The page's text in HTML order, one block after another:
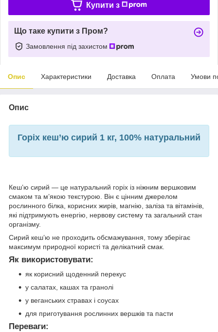
Купити з
Що таке купити з Пром?
Замовлення під захистом
Опис Характеристики Доставка Оплата Умови
Опис
Горіх кеш’ю сирий 1 кг, 100% натуральний
Кеш’ю сирий — це натуральний горіх із ніжним вершковим
смаком та м’якою текстурою. Він є цінним джерелом
рослинного білка, корисних жирів, магнію, заліза та вітамінів,
які підтримують енергію, нервову систему та загальний стан
організму.
Сирий кеш’ю не проходить обсмажування, тому зберігає
максимум природної користі та делікатний смак.
Як використовувати:
як корисний щоденний перекус
у салатах, кашах та гранолі
у веганських стравах і соусах
для приготування рослинних вершків та пасти
Переваги: